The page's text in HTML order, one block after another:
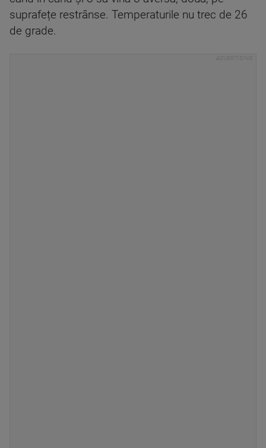
suprafețe restrânse. Temperaturile nu trec de 26
de grade.